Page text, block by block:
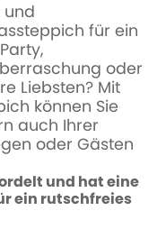
und
für ein
oder
Liebsten? Mit
können Sie
auch Ihrer
oder Gästen
und hat eine
ein rutschfreies